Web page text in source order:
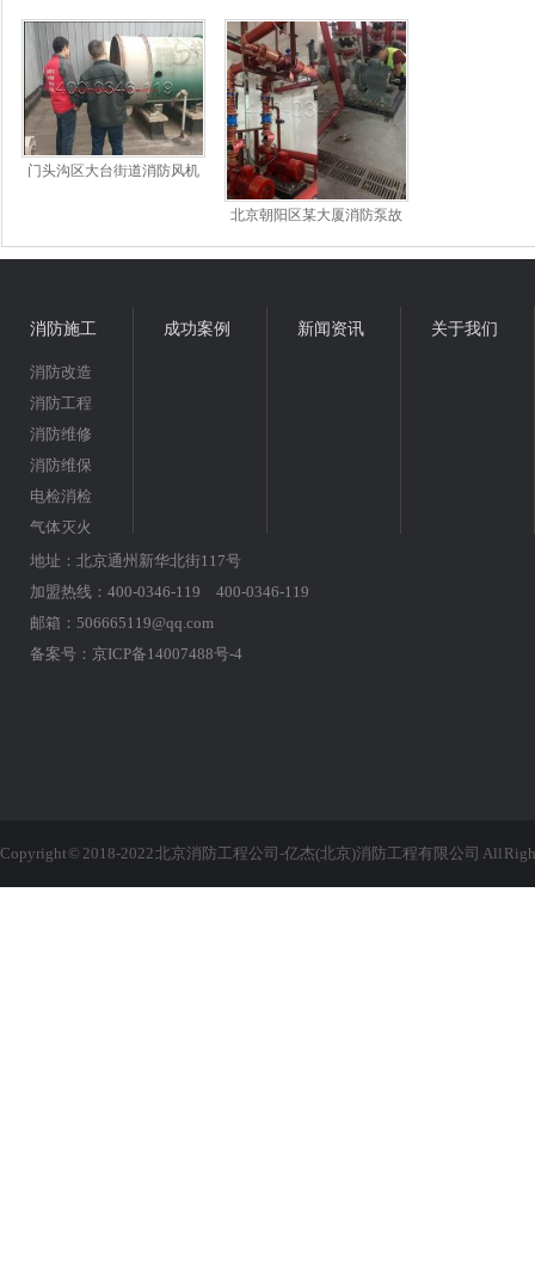
的管理要求有
门头沟区大台街道消防风机
北京朝阳区某大厦消防泵故
消防施工
消防改造
消防工程
消防维修
消防维保
电检消检
气体灭火
成功案例 新闻资讯 关于我们
地址：北京通州新华北街117号
加盟热线：400-0346-119 400-0346-119
邮箱：506665119@qq.com
备案号： 京ICP备14007488号-4
Copyright © 2018-2022 北京消防工程公司-亿杰(北京)消防工程有限公司 All